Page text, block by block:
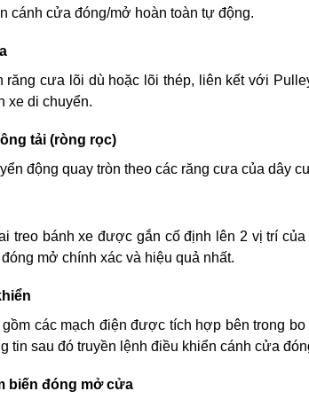
cánh cửa đóng/mở hoàn toàn tự động.
răng cưa lõi dù hoặc lõi thép, liên kết với
xe di chuyển.
tải (ròng rọc)
động quay tròn theo các răng cưa của dây
treo bánh xe được gắn cố định lên 2 vị trí
mở chính xác và hiệu quả nhất.
gồm các mạch điện được tích hợp bên trong
tin sau đó truyền lệnh điều khiển cánh cửa
biến đóng mở cửa